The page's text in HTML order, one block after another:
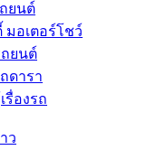
ยนต์
มอเตอร์โชว์
ยนต์
ดารา
รื่องรถ
ว